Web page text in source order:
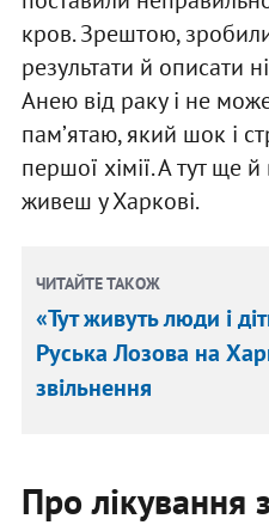
кров. Зрештою,
результати й описати
Анею від раку і не
памʼятаю, який шок і
першої хімії. А тут ще й
живеш у Харкові.
ЧИТАЙТЕ ТАКОЖ
«Тут живуть люди і
Руська Лозова на
звільнення
Про лікування